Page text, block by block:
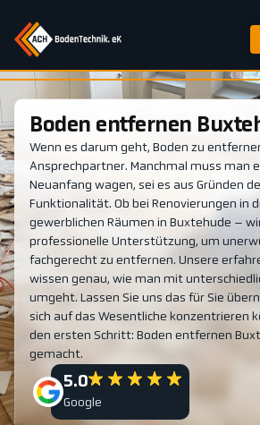
Boden entfernen
Wenn es darum geht, Boden zu
Ansprechpartner. Manchmal muss man
Neuanfang wagen, sei es aus Gründen
Funktionalität. Ob bei Renovierungen in
gewerblichen Räumen in Buxtehude –
professionelle Unterstützung, um
fachgerecht zu entfernen. Unsere
wissen genau, wie man mit
umgeht. Lassen Sie uns das für Sie
sich auf das Wesentliche konzentrieren
den ersten Schritt: Boden entfernen
gemacht.
5.0
Google